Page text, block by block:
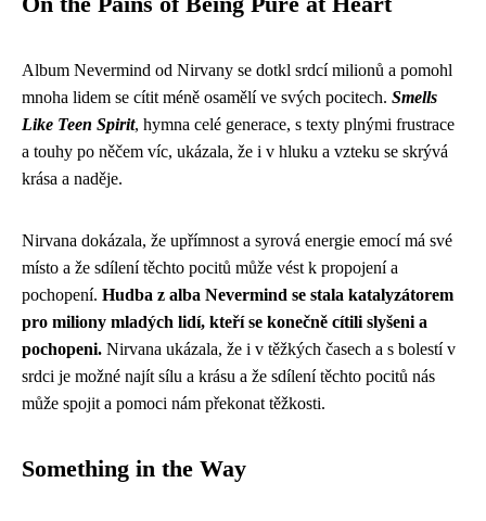
Album Nevermind od Nirvany se dotkl srdcí milionů a pomohl
mnoha lidem se cítit méně osamělí ve svých pocitech. Smells
Like Teen Spirit, hymna celé generace, s texty plnými frustrace
a touhy po něčem víc, ukázala, že i v hluku a vzteku se skrývá
krása a naděje.
Nirvana dokázala, že upřímnost a syrová energie emocí má své
místo a že sdílení těchto pocitů může vést k propojení a
pochopení. Hudba z alba Nevermind se stala katalyzátorem
pro miliony mladých lidí, kteří se konečně cítili slyšeni a
pochopeni. Nirvana ukázala, že i v těžkých časech a s bolestí v
srdci je možné najít sílu a krásu a že sdílení těchto pocitů nás
může spojit a pomoci nám překonat těžkosti.
Something in the Way